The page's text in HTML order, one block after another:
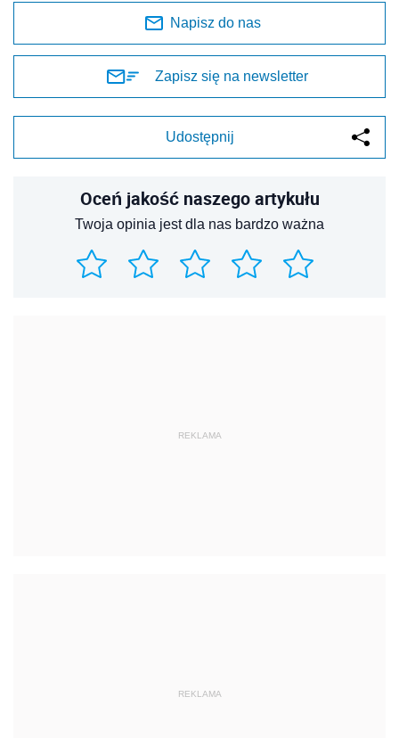
Napisz do nas
Zapisz się na newsletter
Udostępnij
Oceń jakość naszego artykułu
Twoja opinia jest dla nas bardzo ważna
REKLAMA
REKLAMA